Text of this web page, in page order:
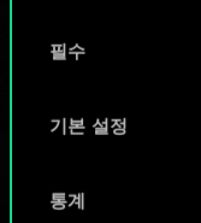
쿠키 사용에 관한
필수
기본 설정
통계